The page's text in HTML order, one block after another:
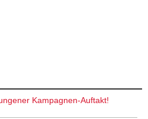
Kampagnen-Auftakt!